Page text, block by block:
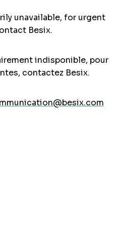
unavailable, for urgent
Besix.
indisponible, pour
contactez Besix.